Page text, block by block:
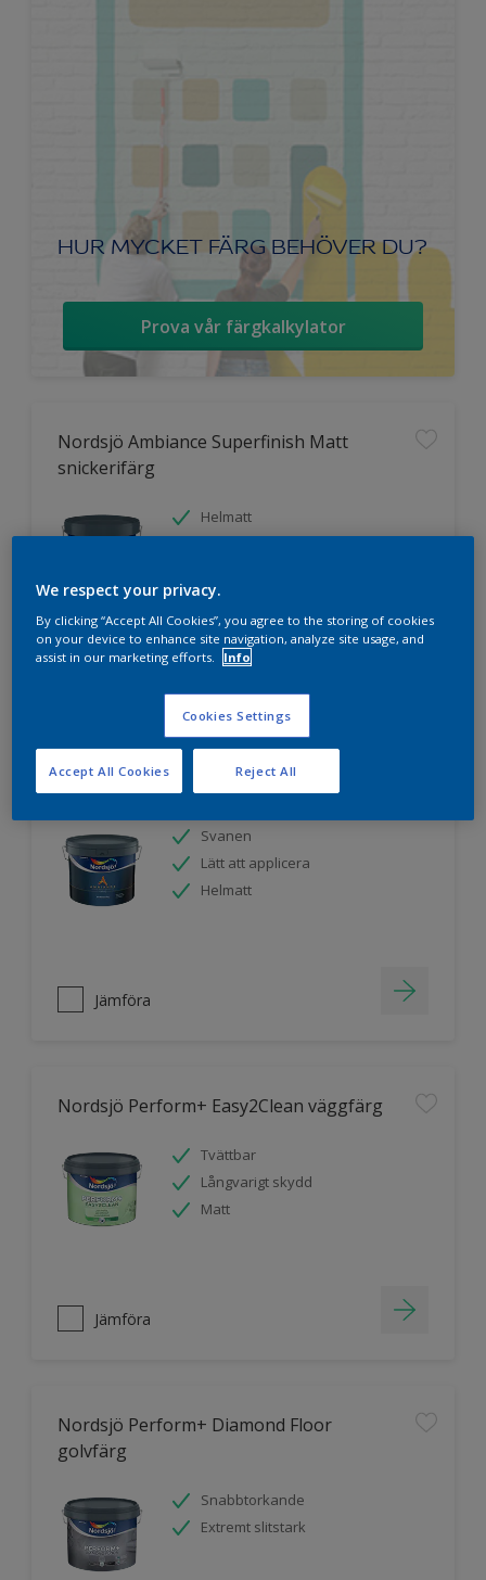
HUR MYCKET FÄRG BEHÖVER DU?
Prova vår färgkalkylator
Nordsjö Ambiance Superfinish Matt
snickerifärg
Helmatt
Nordsjö Ambiance Endless Sky takfärg
Svanen
Lätt att applicera
Helmatt
Jämföra
Nordsjö Perform+ Easy2Clean väggfärg
Tvättbar
Långvarigt skydd
Matt
Jämföra
Nordsjö Perform+ Diamond Floor
golvfärg
Snabbtorkande
Extremt slitstark
We respect your privacy.
By clicking “Accept All Cookies”, you agree to the storing of cookies
on your device to enhance site navigation, analyze site usage, and
assist in our marketing efforts.
Info
Cookies Settings
Reject All
Accept All Cookies